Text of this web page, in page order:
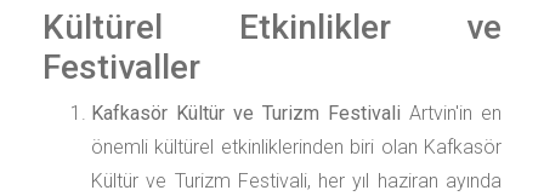
Kültürel Etkinlikler ve
Festivaller
Kafkasör Kültür ve Turizm Festivali Artvin'in en
önemli kültürel etkinliklerinden biri olan Kafkasör
Kültür ve Turizm Festivali, her yıl haziran ayında